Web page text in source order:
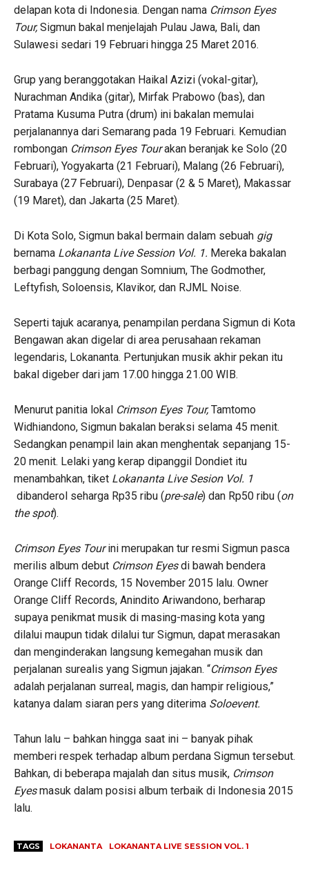
delapan kota di Indonesia. Dengan nama Crimson Eyes
Tour,Sigmun bakal menjelajah Pulau Jawa, Bali, dan
Sulawesi sedari 19 Februari hingga 25 Maret 2016.
Grup yang beranggotakan Haikal Azizi (vokal-gitar),
Nurachman Andika (gitar), Mirfak Prabowo (bas), dan
Pratama Kusuma Putra (drum) ini bakalan memulai
perjalanannya dari Semarang pada 19 Februari. Kemudian
rombongan Crimson Eyes Tourakan beranjak ke Solo (20
Februari), Yogyakarta (21 Februari), Malang (26 Februari),
Surabaya (27 Februari), Denpasar (2 & 5 Maret), Makassar
(19 Maret), dan Jakarta (25 Maret).
Di Kota Solo, Sigmun bakal bermain dalam sebuah gig
bernama Lokananta Live Session Vol. 1. Mereka bakalan
berbagi panggung dengan Somnium, The Godmother,
Leftyfish, Soloensis, Klavikor, dan RJML Noise.
Seperti tajuk acaranya, penampilan perdana Sigmun di Kota
Bengawan akan digelar di area perusahaan rekaman
legendaris, Lokananta. Pertunjukan musik akhir pekan itu
bakal digeber dari jam 17.00 hingga 21.00 WIB.
Menurut panitia lokal Crimson Eyes Tour,Tamtomo
Widhiandono, Sigmun bakalan beraksi selama 45 menit.
Sedangkan penampil lain akan menghentak sepanjang 15-
20 menit. Lelaki yang kerap dipanggil Dondiet itu
menambahkan, tiket Lokananta Live Sesion Vol. 1
dibanderol seharga Rp35 ribu (pre-sale) dan Rp50 ribu (on
the spot).
Crimson Eyes Tourini merupakan tur resmi Sigmun pasca
merilis album debut Crimson Eyesdi bawah bendera
Orange Cliff Records, 15 November 2015 lalu. Owner
Orange Cliff Records, Anindito Ariwandono, berharap
supaya penikmat musik di masing-masing kota yang
dilalui maupun tidak dilalui tur Sigmun, dapat merasakan
dan menginderakan langsung kemegahan musik dan
perjalanan surealis yang Sigmun jajakan. “Crimson Eyes
adalah perjalanan surreal, magis, dan hampir religious,”
katanya dalam siaran pers yang diterima Soloevent.
Tahun lalu – bahkan hingga saat ini – banyak pihak
memberi respek terhadap album perdana Sigmun tersebut.
Bahkan, di beberapa majalah dan situs musik, Crimson
Eyesmasuk dalam posisi album terbaik di Indonesia 2015
lalu.
TAGS LOKANANTA LOKANANTA LIVE SESSION VOL. 1